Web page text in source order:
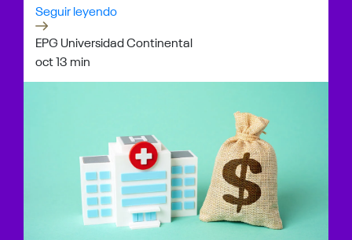
Seguir leyendo
EPG Universidad Continental
oct 13 min